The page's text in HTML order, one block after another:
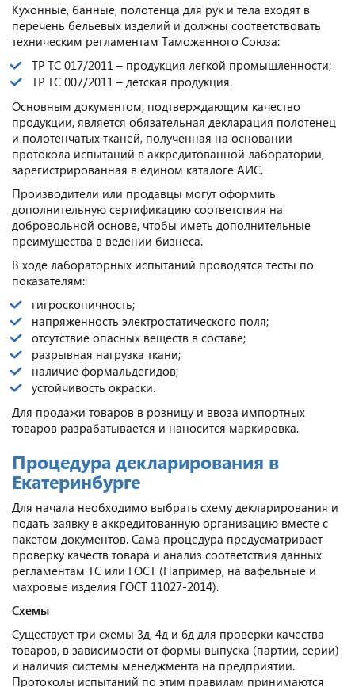
Кухонные, банные, полотенца для рук и тела входят в
перечень бельевых изделий и должны соответствовать
техническим регламентам Таможенного Союза:
ТР ТС 017/2011 – продукция легкой промышленности;
ТР ТС 007/2011 – детская продукция.
Основным документом, подтверждающим качество
продукции, является обязательная декларация полотенец
и полотенчатых тканей, полученная на основании
протокола испытаний в аккредитованной лаборатории,
зарегистрированная в едином каталоге АИС.
Производители или продавцы могут оформить
дополнительную сертификацию соответствия на
добровольной основе, чтобы иметь дополнительные
преимущества в ведении бизнеса.
В ходе лабораторных испытаний проводятся тесты по
показателям::
гигроскопичность;
напряженность электростатического поля;
отсутствие опасных веществ в составе;
разрывная нагрузка ткани;
наличие формальдегидов;
устойчивость окраски.
Для продажи товаров в розницу и ввоза импортных
товаров разрабатывается и наносится маркировка.
Процедура декларирования в
Екатеринбурге
Для начала необходимо выбрать схему декларирования и
подать заявку в аккредитованную организацию вместе с
пакетом документов. Сама процедура предусматривает
проверку качеств товара и анализ соответствия данных
регламентам ТС или ГОСТ (Например, на вафельные и
махровые изделия ГОСТ 11027-2014).
Схемы
Существует три схемы 3д, 4д и 6д для проверки качества
товаров, в зависимости от формы выпуска (партии, серии)
и наличия системы менеджмента на предприятии.
Протоколы испытаний по этим правилам принимаются